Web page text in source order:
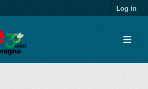
Log in